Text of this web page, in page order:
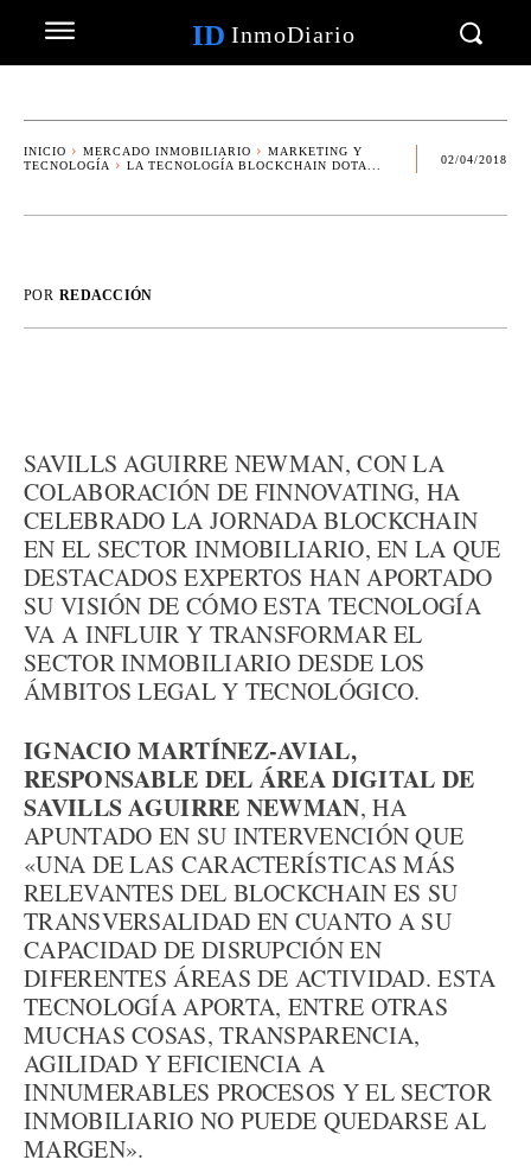
ID InmoDiario
INICIO MERCADO INMOBILIARIO
MARKETING Y
TECNOLOGÍA
LA TECNOLOGÍA BLOCKCHAIN DOTA...
02/04/2018
POR REDACCIÓN
SAVILLS AGUIRRE NEWMAN, CON LA
COLABORACIÓN DE FINNOVATING, HA
CELEBRADO LA JORNADA BLOCKCHAIN
EN EL SECTOR INMOBILIARIO, EN LA QUE
DESTACADOS EXPERTOS HAN APORTADO
SU VISIÓN DE CÓMO ESTA TECNOLOGÍA
VA A INFLUIR Y TRANSFORMAR EL
SECTOR INMOBILIARIO DESDE LOS
ÁMBITOS LEGAL Y TECNOLÓGICO.
IGNACIO MARTÍNEZ-AVIAL,
RESPONSABLE DEL ÁREA DIGITAL DE
SAVILLS AGUIRRE NEWMAN, HA
APUNTADO EN SU INTERVENCIÓN QUE
«UNA DE LAS CARACTERÍSTICAS MÁS
RELEVANTES DEL BLOCKCHAIN ES SU
TRANSVERSALIDAD EN CUANTO A SU
CAPACIDAD DE DISRUPCIÓN EN
DIFERENTES ÁREAS DE ACTIVIDAD. ESTA
TECNOLOGÍA APORTA, ENTRE OTRAS
MUCHAS COSAS, TRANSPARENCIA,
AGILIDAD Y EFICIENCIA A
INNUMERABLES PROCESOS Y EL SECTOR
INMOBILIARIO NO PUEDE QUEDARSE AL
MARGEN».